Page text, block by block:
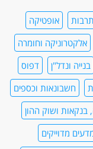
אופטיקה
אלקטרוניקה וחומרה
בנייה ונדל"ן
דפוס
חשבונאות וכספים
בנקאות ושוק ההון
מדוייקים